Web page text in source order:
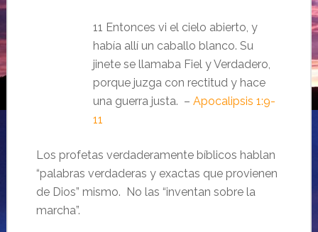
11 Entonces vi el cielo abierto, y
había allí un caballo blanco. Su
jinete se llamaba Fiel y Verdadero,
porque juzga con rectitud y hace
una guerra justa. – Apocalipsis 1:9-
11
Los profetas verdaderamente bíblicos hablan
“palabras verdaderas y exactas que provienen
de Dios” mismo. No las “inventan sobre la
marcha”.